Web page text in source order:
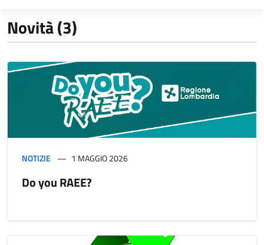
Novità (3)
NOTIZIE 1 MAGGIO 2026
Do you RAEE?